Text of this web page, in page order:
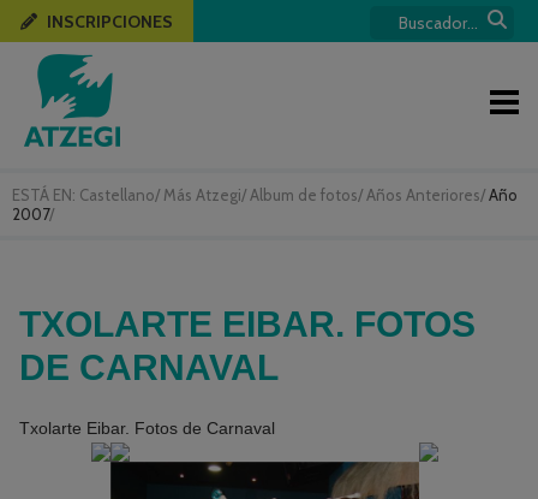
ESTÁ EN: Castellano/ Más Atzegi/ Album de fotos/ Años Anteriores/Año
2007/
INSCRIPCIONES
TXOLARTE EIBAR. FOTOS
DE CARNAVAL
Txolarte Eibar. Fotos de Carnaval